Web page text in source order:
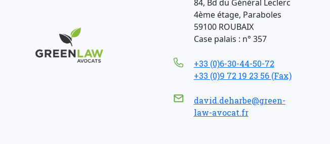
84, Bd du Général Leclerc
4ème étage, Paraboles
59100 ROUBAIX
Case palais : n° 357
+33 (0)6-30-44-50-72
+33 (0)9 72 19 23 56 (Fax)
david.deharbe@green-
law-avocat.fr